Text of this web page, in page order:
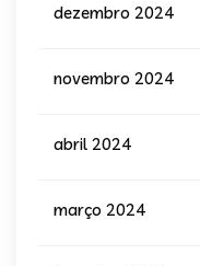
dezembro 2024
novembro 2024
abril 2024
março 2024